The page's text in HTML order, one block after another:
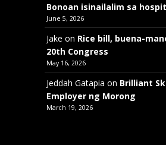
Bonoan isinailalim sa
June 5, 2026
Jake on Rice bill, buena-
20th Congress
May 16, 2026
Jeddah Gatapia on Brilliant
Employer ng Morong
March 19, 2026